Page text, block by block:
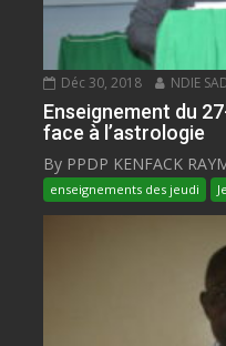
Déc 30, 2018 NDIE
Enseignement du
face à l’astrologie
By PPDP KENFACK
enseignements des jeudi